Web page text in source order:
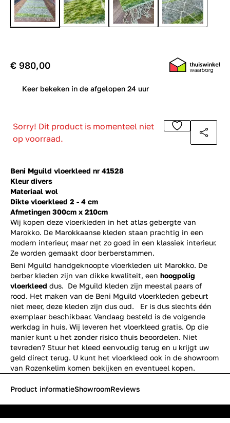
Beni Mguild vloerkleed nr 41528
Kleur divers
Materiaal wol
Dikte vloerkleed 2 - 4 cm
Afmetingen 300cm x 210cm
Wij kopen deze vloerkleden in het atlas gebergte van
Marokko. De Marokkaanse kleden staan prachtig in een
modern interieur, maar net zo goed in een klassiek interieur.
Ze worden gemaakt door berberstammen.
€ 980,00
Keer bekeken in de afgelopen 24 uur
Sorry! Dit product is momenteel niet
op voorraad.
Beni Mguild handgeknoopte vloerkleden uit Marokko. De
berber kleden zijn van dikke kwaliteit, een hoogpolig
vloerkleed dus. De Mguild kleden zijn meestal paars of
rood. Het maken van de Beni Mguild vloerkleden gebeurt
niet meer, deze kleden zijn dus oud. Er is dus slechts één
exemplaar beschikbaar. Vandaag besteld is de volgende
werkdag in huis. Wij leveren het vloerkleed gratis. Op die
manier kunt u het zonder risico thuis beoordelen. Niet
tevreden? Stuur het kleed eenvoudig terug en u krijgt uw
geld direct terug. U kunt het vloerkleed ook in de showroom
van Rozenkelim komen bekijken en eventueel kopen.
Product informatieShowroomReviews